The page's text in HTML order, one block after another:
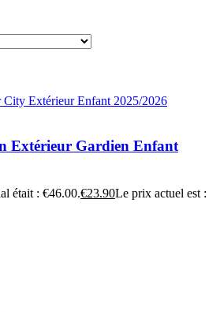
Extérieur Gardien Enfant
était : €46.00.€23.90Le prix actuel est :